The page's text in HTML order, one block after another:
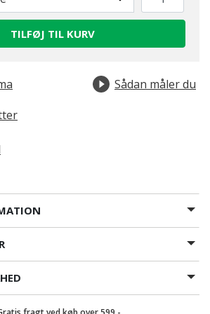
TILFØJ TIL KURV
Sådan måler du